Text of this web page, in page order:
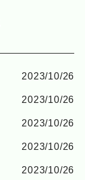
2023/10/26
2023/10/26
2023/10/26
2023/10/26
2023/10/26